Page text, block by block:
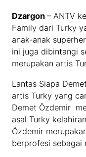
Dzargon– ANTV
Family dari Turky
anak-anak
ini juga dibintangi
merupakan artis
Lantas Siapa
artis Turky yang
Demet Özdemir
asal Turky
Özdemir
berprofesi sebagai